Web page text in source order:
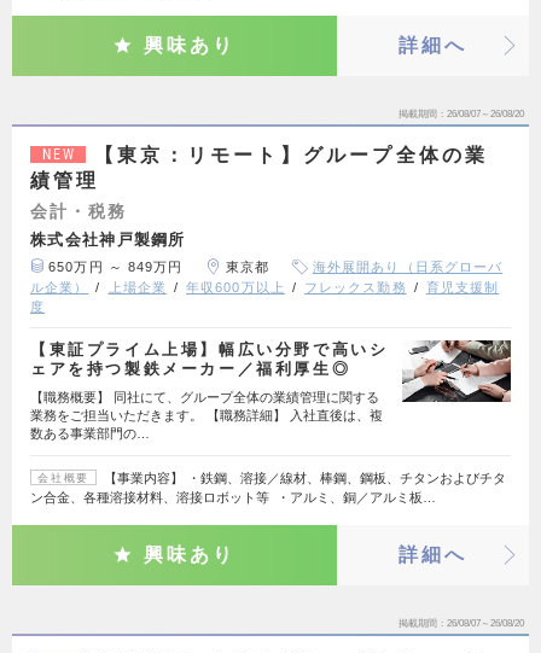
興味あり 詳細へ
掲載期間 26/08/07～26/08/20
NEW
【東京：リモート】グループ全体の業
績管理
会計・税務
株式会社神戸製鋼所
650万円 ～ 849万円 東京都
海外展開あり（日系グローバ
ル企業）
上場企業 年収600万以上 フレックス勤務
育児支援制
度
【東証プライム上場】幅広い分野で高いシ
ェアを持つ製鉄メーカー／福利厚生◎
【職務概要】 同社にて、グループ全体の業績管理に関する
業務をご担当いただきます。 【職務詳細】 入社直後は、複
数ある事業部門の…
会社概要
【事業内容】 ・鉄鋼、溶接／線材、棒鋼、鋼板、チタンおよびチタ
ン合金、各種溶接材料、溶接ロボット等 ・アルミ、銅／アルミ板…
興味あり 詳細へ
掲載期間 26/08/07～26/08/20